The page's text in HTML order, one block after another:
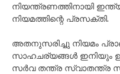
നിയന്ത്രണത്തിനായി
നിയമത്തിന്റെ പ്രസക്തി.
അതനുസരിച്ചു നിയമം
സാഹചര്യങ്ങൾ ഇനിയും
സർവ തന്ത്ര സ്വാതന്ത്ര